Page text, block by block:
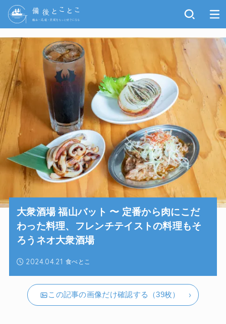
食べとこ
2024.04.21
大衆酒場 福山バット 〜 定番から肉にこだ
わった料理、フレンチテイストの料理もそ
ろうネオ大衆酒場
この記事の画像だけ確認する（39枚）